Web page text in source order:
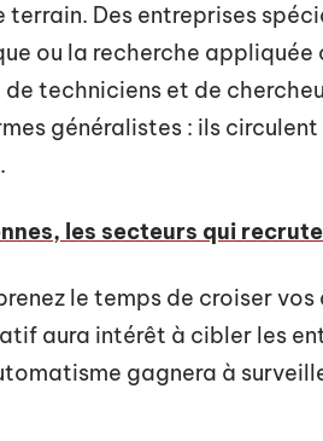
Des entreprises
ou la recherche appliquée
techniciens et de
généralistes : ils
les secteurs qui
le temps de croiser
aura intérêt à cibler les
gagnera à